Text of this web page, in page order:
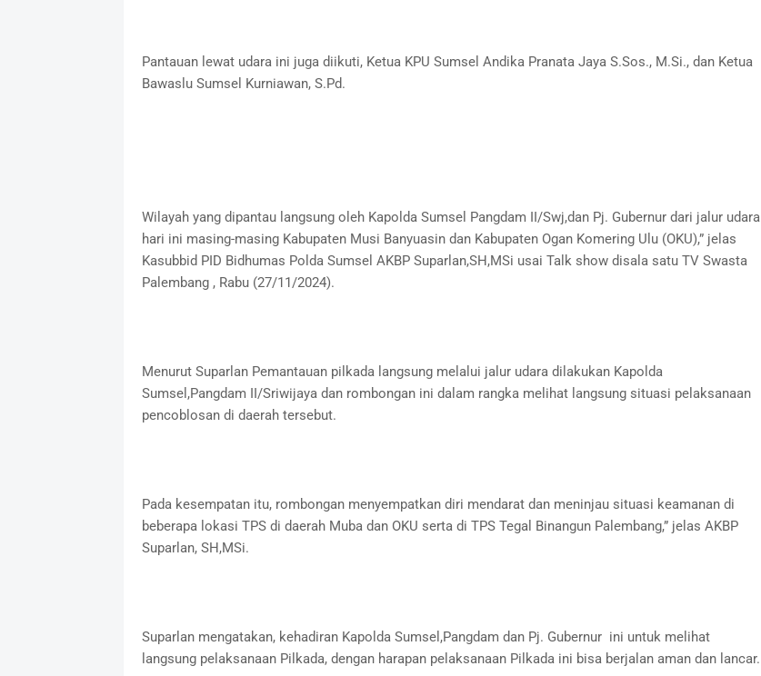
Pantauan lewat udara ini juga diikuti, Ketua KPU Sumsel Andika Pranata Jaya S.Sos., M.Si., dan Ketua
Bawaslu Sumsel Kurniawan, S.Pd.
Wilayah yang dipantau langsung oleh Kapolda Sumsel Pangdam II/Swj,dan Pj. Gubernur dari jalur udara
hari ini masing-masing Kabupaten Musi Banyuasin dan Kabupaten Ogan Komering Ulu (OKU),” jelas
Kasubbid PID Bidhumas Polda Sumsel AKBP Suparlan,SH,MSi usai Talk show disala satu TV Swasta
Palembang , Rabu (27/11/2024).
Menurut Suparlan Pemantauan pilkada langsung melalui jalur udara dilakukan Kapolda
Sumsel,Pangdam II/Sriwijaya dan rombongan ini dalam rangka melihat langsung situasi pelaksanaan
pencoblosan di daerah tersebut.
Pada kesempatan itu, rombongan menyempatkan diri mendarat dan meninjau situasi keamanan di
beberapa lokasi TPS di daerah Muba dan OKU serta di TPS Tegal Binangun Palembang,” jelas AKBP
Suparlan, SH,MSi.
Suparlan mengatakan, kehadiran Kapolda Sumsel,Pangdam dan Pj. Gubernur ini untuk melihat
langsung pelaksanaan Pilkada, dengan harapan pelaksanaan Pilkada ini bisa berjalan aman dan lancar.